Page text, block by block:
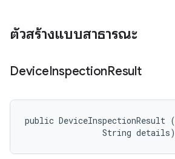
ตัวสร้างแบบสาธารณะ
DeviceInspectionResult
public DeviceInspectionResult (
                String details)